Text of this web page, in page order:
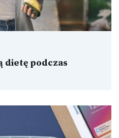
dietę podczas